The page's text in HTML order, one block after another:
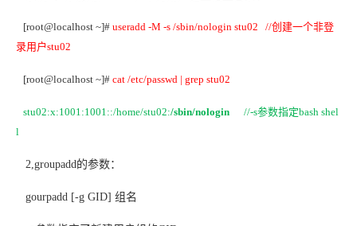
[root@localhost ~]# useradd -M -s /sbin/nologin stu02 //创建一个非登
录用户stu02
[root@localhost ~]# cat /etc/passwd | grep stu02
stu02:x:1001:1001::/home/stu02:/sbin/nologin //-s参数指定bash shel
l
2,groupadd的参数：
gourpadd [-g GID] 组名